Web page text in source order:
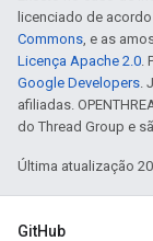
licenciado de
Commons, e as
Licença Apache 2.0.
Google Developers.
afiliadas.
do Thread Group e
Última atualização
GitHub